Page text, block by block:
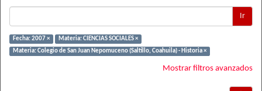
Ir
Fecha: 2007 ×
Materia: CIENCIAS SOCIALES ×
Materia: Colegio de San Juan Nepomuceno (Saltillo, Coahuila) - Historia ×
Mostrar filtros avanzados